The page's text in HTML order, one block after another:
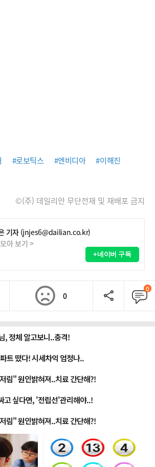
#로보틱스 #엔비디아
#이해진
©(주) 데일리안 무단전재 및 재배포 금지
기자 (jnjes6@dailian.co.kr)
아 보기 >
+네이버 구독
0
0